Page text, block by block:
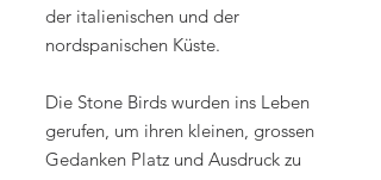
der italienischen und der
nordspanischen Küste.
Die Stone Birds wurden ins Leben
gerufen, um ihren kleinen, grossen
Gedanken Platz und Ausdruck zu